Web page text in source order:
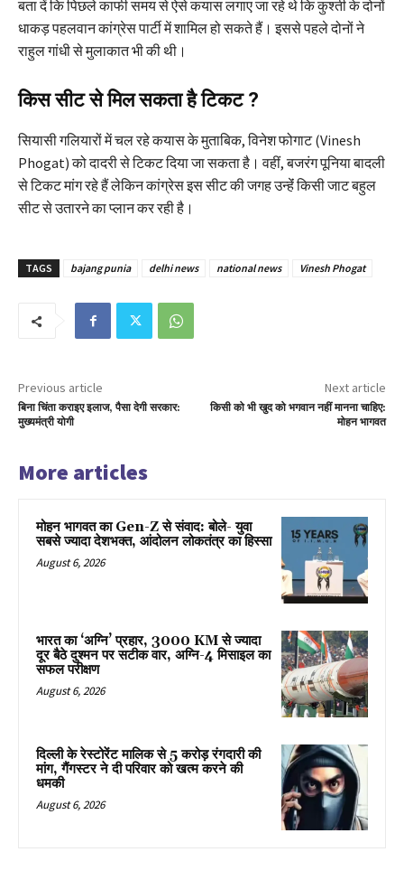
बता दें कि पिछले काफी समय से ऐसे कयास लगाए जा रहे थे कि कुश्ती के दोनों
धाकड़ पहलवान कांग्रेस पार्टी में शामिल हो सकते हैं। इससे पहले दोनों ने
राहुल गांधी से मुलाकात भी की थी।
किस सीट से मिल सकता है टिकट ?
सियासी गलियारों में चल रहे कयास के मुताबिक, विनेश फोगाट (Vinesh
Phogat) को दादरी से टिकट दिया जा सकता है। वहीं, बजरंग पूनिया बादली
से टिकट मांग रहे हैं लेकिन कांग्रेस इस सीट की जगह उन्हेंं किसी जाट बहुल
सीट से उतारने का प्लान कर रही है।
TAGS bajang punia delhi news national news Vinesh Phogat
Previous article
बिना चिंता कराइए इलाज, पैसा देगी सरकार:
मुख्यमंत्री योगी
Next article
किसी को भी खुद को भगवान नहीं मानना चाहिए:
मोहन भागवत
More articles
मोहन भागवत का Gen-Z से संवाद: बोले- युवा
सबसे ज्यादा देशभक्त, आंदोलन लोकतंत्र का हिस्सा
August 6, 2026
भारत का ‘अग्नि’ प्रहार, 3000 KM से ज्यादा
दूर बैठे दुश्मन पर सटीक वार, अग्नि-4 मिसाइल का
सफल परीक्षण
August 6, 2026
दिल्ली के रेस्टोरेंट मालिक से 5 करोड़ रंगदारी की
मांग, गैंगस्टर ने दी परिवार को खत्म करने की
धमकी
August 6, 2026